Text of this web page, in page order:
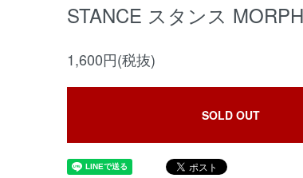
STANCE スタンス
1,600円(税抜)
SOLD OUT